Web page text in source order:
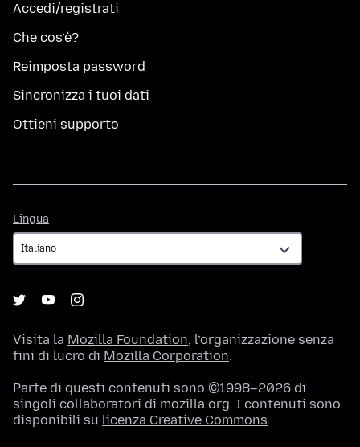
Accedi/registrati
Che cos’è?
Reimposta password
Sincronizza i tuoi dati
Ottieni supporto
Lingua
Visita la Mozilla Foundation, l’organizzazione senza
fini di lucro di Mozilla Corporation.
Parte di questi contenuti sono ©1998–2026 di
singoli collaboratori di mozilla.org. I contenuti sono
disponibili su licenza Creative Commons.